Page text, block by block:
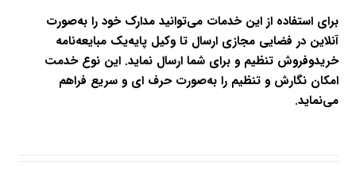
برای استفاده از این خدمات می‌توانید مدارک خود را به‌صورت
آنلاین در فضایی مجازی ارسال تا وکیل پایه‌یک مبایعه‌نامه
خریدوفروش تنظیم و برای شما ارسال نماید. این نوع خدمت
امکان نگارش و تنظیم را به‌صورت حرف ای و سریع فراهم
می‌نماید.